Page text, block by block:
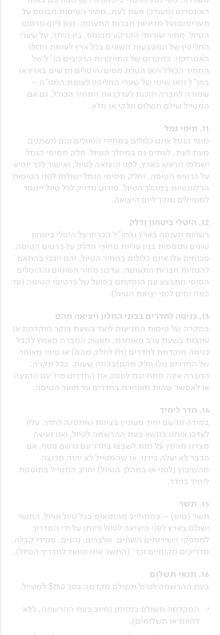
האינטרנט ומעודכן מעת לעת. מחיר הטיסות מבוסס על
תעריפים ועל מדיניות חברות התעופה, נכון ליום פרסום
הטיול. מחיר שירותי הקרקע מבוסס, בין היתר, על שערי
החליפין של המטבעות השונים בכל ארץ לעומת הדולר
האמריקני. במקרים של התייקרות הרכיבים הנ"ל של
המחיר הכולל ו/או הטלת מסים/היטלים חדשים בארץ או
בחו"ל ו/או שינוי של שערי החליפין לעומת המט"ח –
שמורה לחברה הזכות לעדכן את המחיר הכולל, גם אם
המטייל שילם תשלום חלקי או מלא.
11. מיסי נמל
מיסי הנמל אינם כלולים במחירי הטיולים והם משתנים
מעת לעת, לעתים גם במהלך הטיול. חלק ממיסי הנמל
ישולמו מראש בארץ, לפני היציאה לטיול, ואישור לכך יופיע
על כרטיס הטיסה, וחלק ממיסי הנמל ישולמו לפני הטיסות
הרלוונטיות במהלך הטיול. פירוט מדויק לכל טיול יימסר
למטיילים סמוך ליום היציאה.
12. היטלי ביטחון ודלק
רשויות תעופה בארץ ובחו"ל הכריזו על היטלי ביטחון
שונים ותוספות בגין עליית מחירי הדלק על כרטיס הטיסה.
סכומים אלו אינם כלולים במחיר הטיול, והם ייגבו בהתאם
להנחיות חברות התעופה. עדכון מחיר המיסים וההיטלים
הסופי מתבצע עם הנפקתם בפועל של כרטיסי הטיסה (עד
כמה ימים לפני יציאת הטיול).
13. כניסה לחדרים בבתי המלון ויציאה מהם
במקרה של טיסות המגיעות ליעד בשעת בוקר מוקדמת או
עוזבות בשעת ערב מאוחרת, תעשה החברה מאמץ לקבל
כניסה מוקדמת לחדרים (ולו לחלק מהם) או פינוי מאוחר
של החדרים (ולו חלק מהם)בכמה שעות. בכל מקרה,
החברה אינה מתחייבת לספק את החדרים מיד עם ההגעה
או לאפשר שהות מאוחרת בחדרים עד מועד הטיסה.
14. חדר ליחיד
במידה ונרשם יחיד מעוניין בציוות שותפ/ה לחדר, עליו
לעדכן אותנו בנושא בעת ההרשמה לטיול, ואנו נעשה
מצדנו מאמץ על מנת לשבצו בחדר עם נרשם נוסף. אם
הדבר לא יעלה בידנו, או שהמטייל לא יהיה מרוצה
מהשיבוץ (לפני או במהלך הטיול) יחויב המטייל בתוספת
ליחיד בחדר.
15. תשר
תשר (טיפ) – כמתחייב מהתנאים בכל טיול וטיול. התשר
ישולם בארץ לפני היציאה לטיול ויינתן על ידי המדריך
למספקי השירותים השונים: מלצרים, נהגים, פקידי קבלה,
מדריכים מקומיים וכד' (התשר אינו מיועד למדריך הטיול).
16. תנאי תשלום
בעת ההרשמה לטיול תשולם מקדמה בסך $750 למטייל.
המקדמה תשולם במזומן (חיוב בעת ההרשמה, ללא
דחיות או תשלומים).